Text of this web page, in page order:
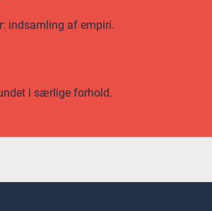
indsamling af empiri.
i særlige forhold.